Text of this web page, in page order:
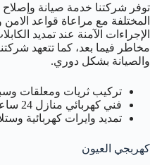
توفر شركتنا خدمة صيانة وإصلاح
المختلفة مع مراعاة قواعد الامن
الإجراءات الآمنة عند تمديد
مخاطر فيما بعد، كما تتعهد
والصيانة بشكل دوري.
تركيب ثريات ومعلقات
فني كهربائي منازل 24 ساعة.
تمديد وايرات كهربائية
كهربجي العيون